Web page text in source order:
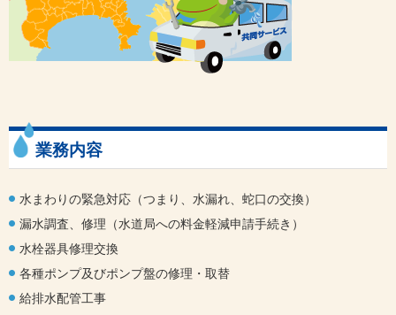
業務内容
水まわりの緊急対応（つまり、水漏れ、蛇口の交換）
漏水調査、修理（水道局への料金軽減申請手続き）
水栓器具修理交換
各種ポンプ及びポンプ盤の修理・取替
給排水配管工事